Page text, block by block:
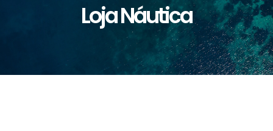
Loja Náutica